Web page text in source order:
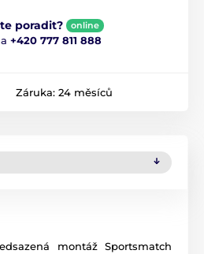
poradit? online
+420 777 811 888
Záruka: 24 měsíců
montáž Sportsmatch